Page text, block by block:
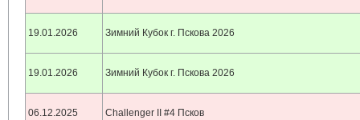
19.01.2026 Зимний Кубок г. Пскова 2026
19.01.2026 Зимний Кубок г. Пскова 2026
06.12.2025 Challenger II #4 Псков